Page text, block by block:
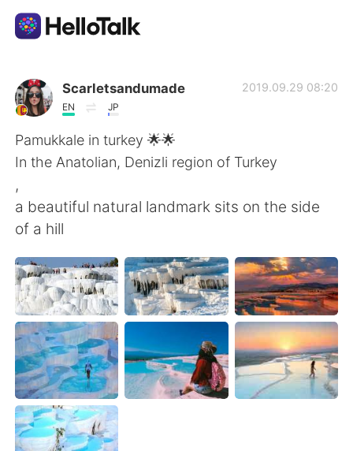
語言交換應用
AI Grammar Checker
繁體中文
English
Español العربية
Français Deutsch
日本語 한국어
Русский ไทย
Indonesia
Scarletsandumade
EN JP
2019.09.29 08:20
Pamukkale in turkey 🌟🌟
In the Anatolian, Denizli region of Turkey
,
a beautiful natural landmark sits on the side
of a hill